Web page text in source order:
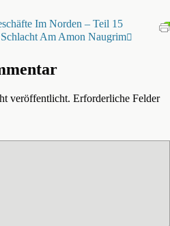
Im Norden – Teil 15
Am Amon Naugrim
veröffentlicht. Erforderliche Felder